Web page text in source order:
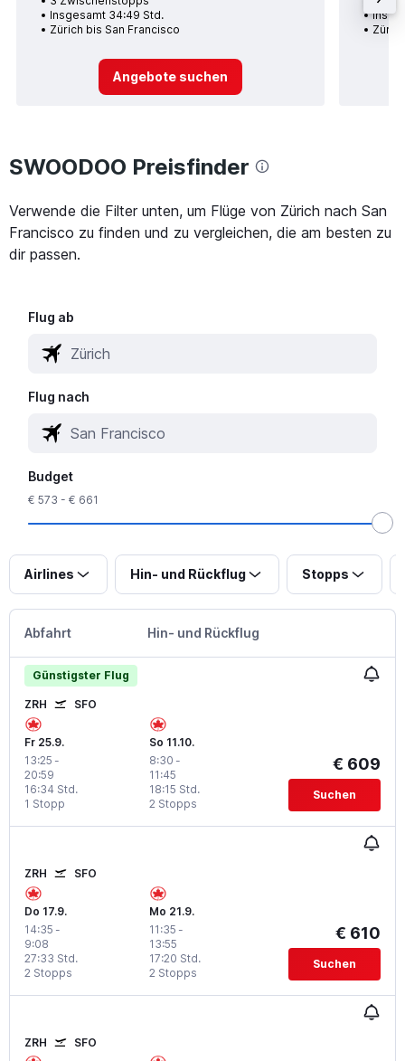
Insgesamt 34:49 Std.
Zürich bis San Francisco
Angebote suchen
SWOODOO Preisfinder
Verwende die Filter unten, um Flüge von Zürich nach San
Francisco zu finden und zu vergleichen, die am besten zu
dir passen.
Flug ab
Flug nach
Budget
€ 573 - € 661
Airlines Hin- und Rückflug Stopps
Abfahrt Hin- und Rückflug
Günstigster Flug
ZRH SFO
Fr 25.9.
13:25 -
20:59
1 Stopp
16:34 Std.
So 11.10.
8:30 -
11:45
2 Stopps
18:15 Std.
€ 609
Suchen
ZRH SFO
Do 17.9.
14:35 -
9:08
2 Stopps
27:33 Std.
Mo 21.9.
11:35 -
13:55
2 Stopps
17:20 Std.
€ 610
Suchen
ZRH SFO